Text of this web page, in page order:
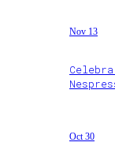
Nov 13
Oct 30